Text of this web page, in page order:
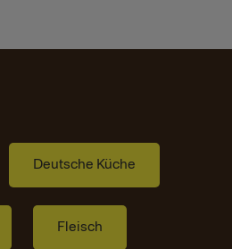
Deutsche Küche
Fleisch